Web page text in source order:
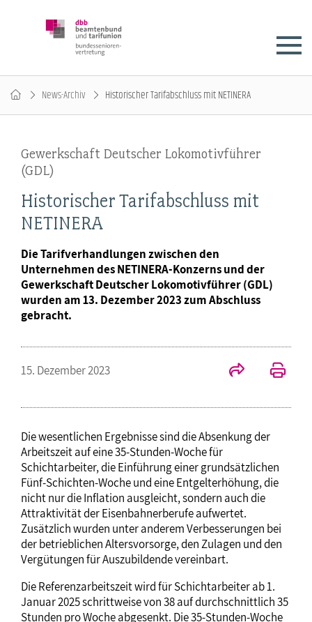
News-Archiv Historischer Tarifabschluss mit NETINERA
Gewerkschaft Deutscher Lokomotivführer
(GDL)
Historischer Tarifabschluss mit
NETINERA
Die Tarifverhandlungen zwischen den
Unternehmen des NETINERA-Konzerns und der
Gewerkschaft Deutscher Lokomotivführer (GDL)
wurden am 13. Dezember 2023 zum Abschluss
gebracht.
15. Dezember 2023
Die wesentlichen Ergebnisse sind die Absenkung der
Arbeitszeit auf eine 35-Stunden-Woche für
Schichtarbeiter, die Einführung einer grundsätzlichen
Fünf-Schichten-Woche und eine Entgelterhöhung, die
nicht nur die Inflation ausgleicht, sondern auch die
Attraktivität der Eisenbahnerberufe aufwertet.
Zusätzlich wurden unter anderem Verbesserungen bei
der betrieblichen Altersvorsorge, den Zulagen und den
Vergütungen für Auszubildende vereinbart.
Die Referenzarbeitszeit wird für Schichtarbeiter ab 1.
Januar 2025 schrittweise von 38 auf durchschnittlich 35
Stunden pro Woche abgesenkt. Die 35-Stunden-Woche